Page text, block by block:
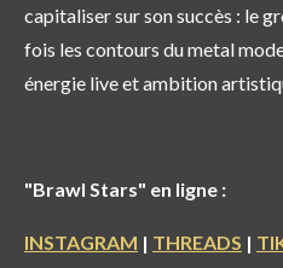
capitaliser sur son succès : le
fois les contours du metal
énergie live et ambition
"Brawl Stars" en ligne :
INSTAGRAM | THREADS |